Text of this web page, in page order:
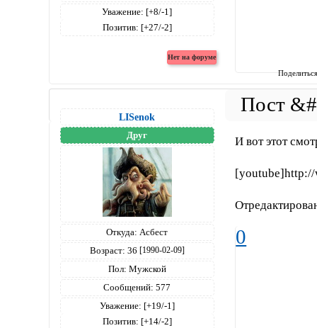
Уважение: [+8/-1]
Позитив: [+27/-2]
LISenok
Друг
Откуда: Асбест
Возраст: 36 [1990-02-09]
Пол: Мужской
Сообщений: 577
Уважение: [+19/-1]
Позитив: [+14/-2]
И вот этот
0